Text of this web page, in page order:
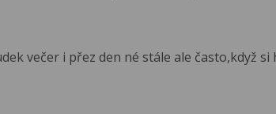
večer i přez den né stále ale často,když si